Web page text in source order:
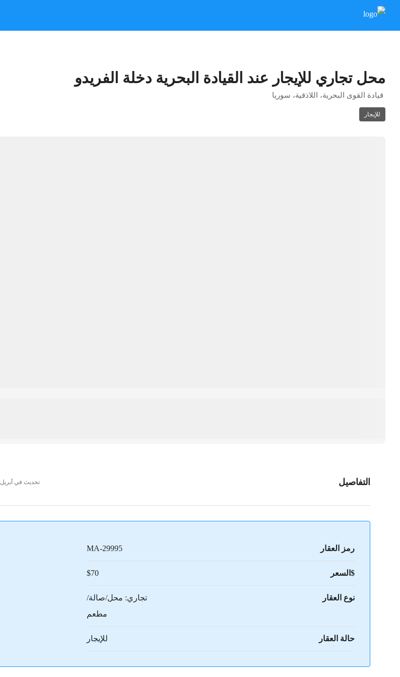
محل تجاري للإيجار عند القيادة البحرية دخلة الفريدو
قيادة القوى البحرية، اللاذقية، سوريا
للإيجار
التفاصيل تحديث في أبريل 29, 2025 في 8:42 م
رمز العقار MA-29995
$السعر $70
نوع العقار
تجاري: محل/صالة/
مطعم
حالة العقار للإيجار